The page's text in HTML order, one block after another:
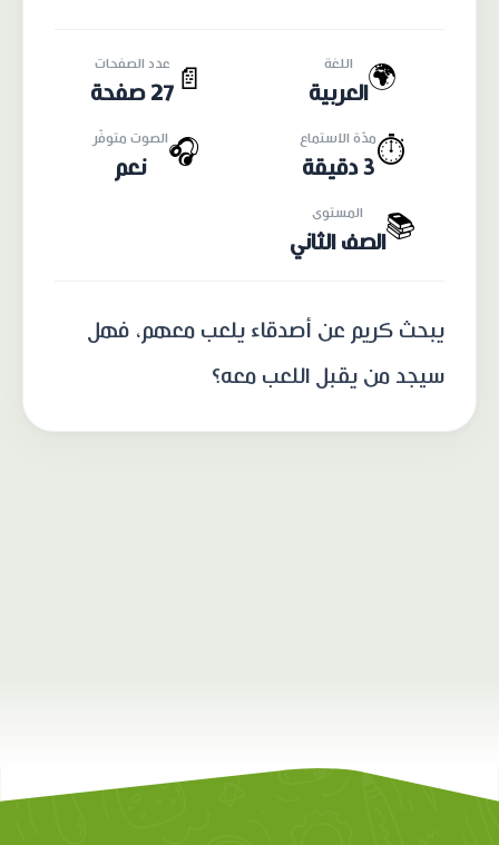
🌍 اللغة
العربية 📄
عدد الصفحات
27 صفحة
⏱️مدّة الاستماع
3 دقيقة
🎧الصوت متوفّر
نعم
📚 المستوى
الصف الثاني
يبحث كريم عن أصدقاء يلعب معهم، فهل
سيجد من يقبل اللعب معه؟